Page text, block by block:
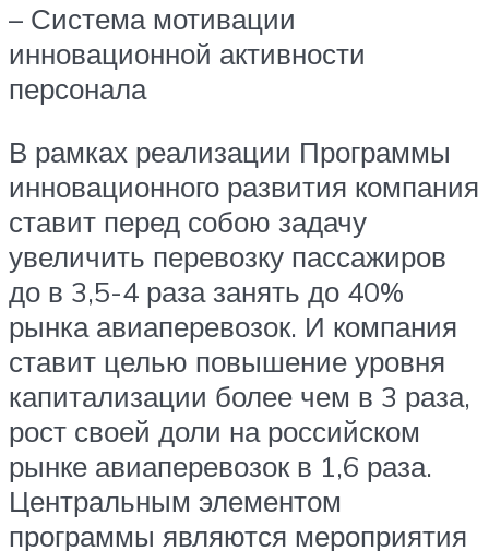
– Система мотивации
инновационной активности
персонала
В рамках реализации Программы
инновационного развития компания
ставит перед собою задачу
увеличить перевозку пассажиров
до в 3,5-4 раза занять до 40%
рынка авиаперевозок. И компания
ставит целью повышение уровня
капитализации более чем в 3 раза,
рост своей доли на российском
рынке авиаперевозок в 1,6 раза.
Центральным элементом
программы являются мероприятия